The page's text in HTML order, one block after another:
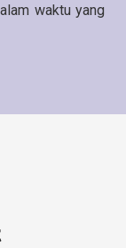
waktu yang